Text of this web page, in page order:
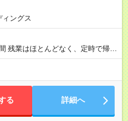
ィングス
れ
業務は進捗管理や事務が中心な
終われば、自然と区切りをつけ
る 詳細へ